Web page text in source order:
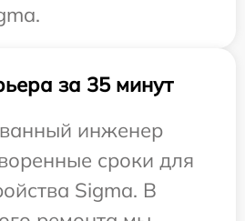
за 35 минут
инженер
сроки для
Sigma. В